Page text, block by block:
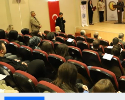
Emet
Foto Galeri
Gediz
Genel